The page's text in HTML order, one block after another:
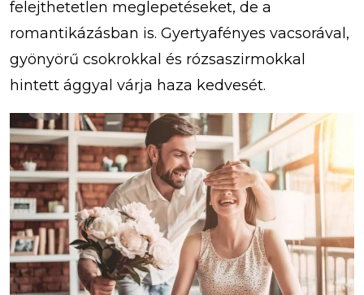
felejthetetlen meglepetéseket, de a
romantikázásban is. Gyertyafényes vacsorával,
gyönyörű csokrokkal és rózsaszirmokkal
hintett ággyal várja haza kedvesét.